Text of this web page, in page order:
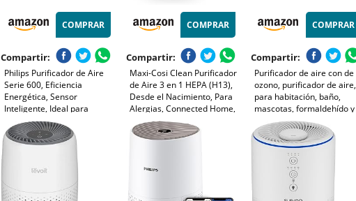
COMPRAR
Compartir:
Philips Purificador de Aire
Serie 600, Eficiencia
Energética, Sensor
Inteligente, Ideal para
Alérgicos, Filtro HEPA
99,97%, Cubre Hasta 44 m²,
Control por App Philips Air+,
COMPRAR
Compartir:
Maxi-Cosi Clean Purificador
de Aire 3 en 1 HEPA (H13),
Desde el Nacimiento, Para
Alergias, Connected Home,
Compatible Con Alexa y
Google Assistant
COMPRAR
Compartir:
Purificador de aire con de
ozono, purificador de aire,
para habitación, baño,
mascotas, formaldehído y
olores, alta eficiencia -
Blanco